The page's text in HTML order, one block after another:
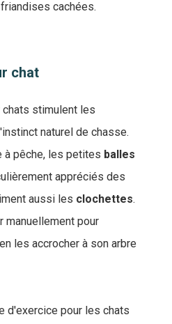
cachées.
chat
stimulent les
naturel de chasse.
à pêche, les petites balles
appréciés des
aussi les clochettes.
pour
les accrocher à son arbre
d'exercice pour les chats